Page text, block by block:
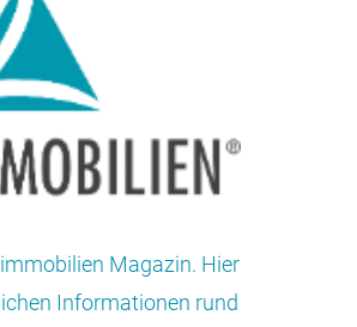
Magazin. Hier
Informationen rund